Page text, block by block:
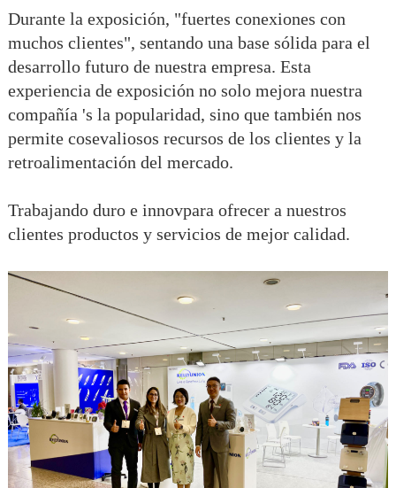
Durante la exposición, "fuertes conexiones con
muchos clientes", sentando una base sólida para el
desarrollo futuro de nuestra empresa. Esta
experiencia de exposición no solo mejora nuestra
compañía 's la popularidad, sino que también nos
permite cosevaliosos recursos de los clientes y la
retroalimentación del mercado.
Trabajando duro e innovpara ofrecer a nuestros
clientes productos y servicios de mejor calidad.